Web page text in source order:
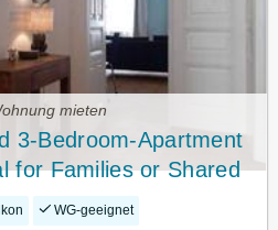
mieten
3-Bedroom-Apartment
for Families or Shared
WG-geeignet